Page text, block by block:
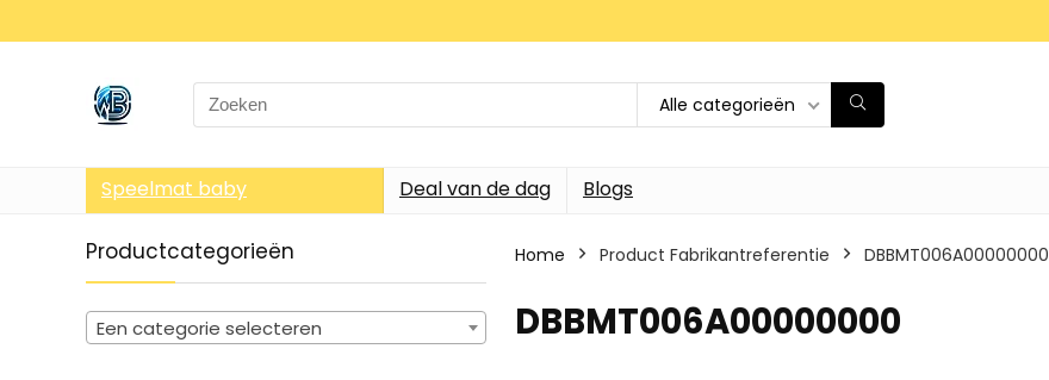
Search
for:
Alle categorieën
Speelmat baby Deal van de dag Blogs
Productcategorieën
Een categorie selecteren
Home Product Fabrikantreferentie ‎DBBMT006A00000000
‎DBBMT006A00000000